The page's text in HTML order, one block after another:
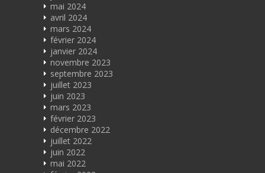
mai 2024
avril 2024
mars 2024
février 2024
janvier 2024
novembre 2023
septembre 2023
juillet 2023
juin 2023
mars 2023
février 2023
décembre 2022
juillet 2022
juin 2022
mai 2022